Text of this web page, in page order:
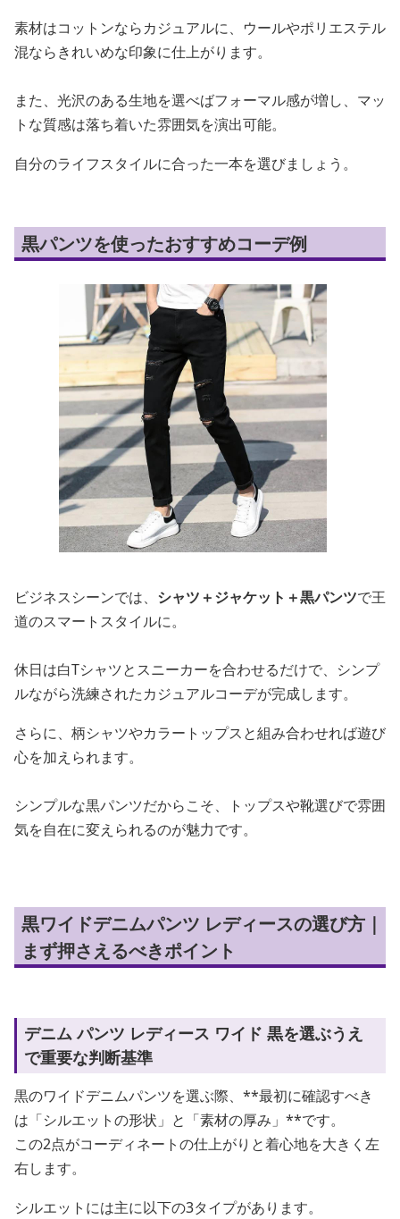
素材はコットンならカジュアルに、ウールやポリエステル
混ならきれいめな印象に仕上がります。
また、光沢のある生地を選べばフォーマル感が増し、マッ
トな質感は落ち着いた雰囲気を演出可能。
自分のライフスタイルに合った一本を選びましょう。
黒パンツを使ったおすすめコーデ例
ビジネスシーンでは、 シャツ＋ジャケット＋黒パンツで王
道のスマートスタイルに。
休日は白Tシャツとスニーカーを合わせるだけで、シンプ
ルながら洗練されたカジュアルコーデが完成します。
さらに、柄シャツやカラートップスと組み合わせれば遊び
心を加えられます。
シンプルな黒パンツだからこそ、トップスや靴選びで雰囲
気を自在に変えられるのが魅力です。
黒ワイドデニムパンツ レディースの選び方｜
まず押さえるべきポイント
デニム パンツ レディース ワイド 黒を選ぶうえ
で重要な判断基準
黒のワイドデニムパンツを選ぶ際、**最初に確認すべき
は「シルエットの形状」と「素材の厚み」**です。
この2点がコーディネートの仕上がりと着心地を大きく左
右します。
シルエットには主に以下の3タイプがあります。